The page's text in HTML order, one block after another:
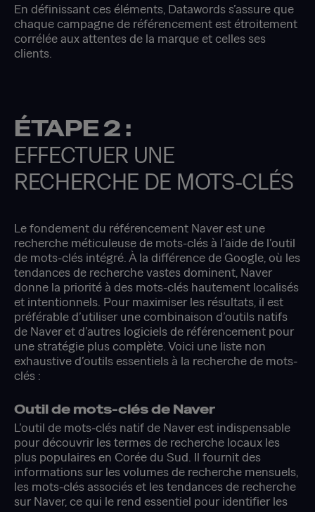
En définissant ces éléments, Datawords s’assure que
chaque campagne de référencement est étroitement
corrélée aux attentes de la marque et celles ses
clients.
ÉTAPE 2 :
EFFECTUER UNE
RECHERCHE DE MOTS-CLÉS
Le fondement du référencement Naver est une
recherche méticuleuse de mots-clés à l’aide de l’outil
de mots-clés intégré. À la différence de Google, où les
tendances de recherche vastes dominent, Naver
donne la priorité à des mots-clés hautement localisés
et intentionnels. Pour maximiser les résultats, il est
préférable d’utiliser une combinaison d’outils natifs
de Naver et d’autres logiciels de référencement pour
une stratégie plus complète. Voici une liste non
exhaustive d’outils essentiels à la recherche de mots-
clés :
Outil de mots-clés de Naver
L’outil de mots-clés natif de Naver est indispensable
pour découvrir les termes de recherche locaux les
plus populaires en Corée du Sud. Il fournit des
informations sur les volumes de recherche mensuels,
les mots-clés associés et les tendances de recherche
sur Naver, ce qui le rend essentiel pour identifier les